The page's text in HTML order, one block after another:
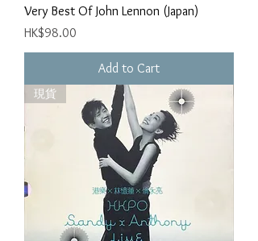
Very Best Of John Lennon (Japan)
Price
HK$98.00
Add to Cart
現貨